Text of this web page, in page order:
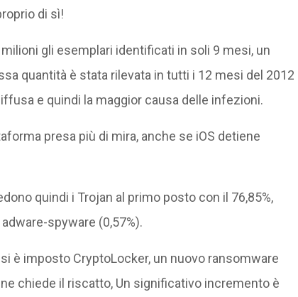
di sì!
gli esemplari identificati in soli 9 mesi, un
quantità è stata rilevata in tutti i 12 mesi del 2012
e quindi la maggior causa delle infezioni.
presa più di mira, anche se iOS detiene
quindi i Trojan al primo posto con il 76,85%,
spyware (0,57%).
è imposto CryptoLocker, un nuovo ransomware
chiede il riscatto, Un significativo incremento è